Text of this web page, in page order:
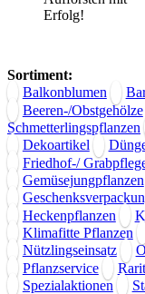
Erfolg!
Sortiment:
Balkonblumen
Beeren-/Obstgehölze
Schmetterlingspflanzen
Dekoartikel
Friedhof-/
Gemüsejungpflanzen
Heckenpflanzen
Klimafitte Pflanzen
Nützlingseinsatz
Pflanzservice
Spezialaktionen